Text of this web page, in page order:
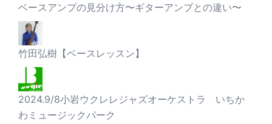
ベースアンプの見分け方〜ギターアンプとの違い〜
竹田弘樹【ベースレッスン】
2024.9/8小岩ウクレレジャズオーケストラ いちか
わミュージックパーク